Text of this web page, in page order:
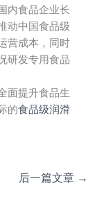
内食品企业长
动中国食品级
营成本，同时
研发专用食品
面提升食品生
的食品级润滑
后一篇文章 →